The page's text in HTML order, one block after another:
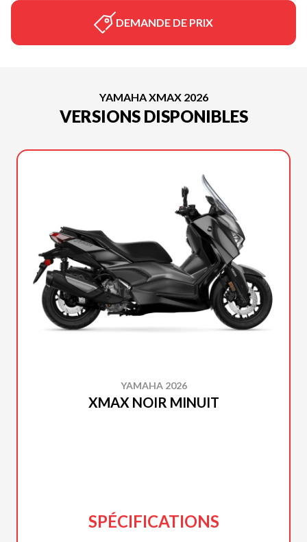
DEMANDE DE PRIX
YAMAHA XMAX 2026
VERSIONS DISPONIBLES
YAMAHA 2026
XMAX NOIR MINUIT
SPÉCIFICATIONS